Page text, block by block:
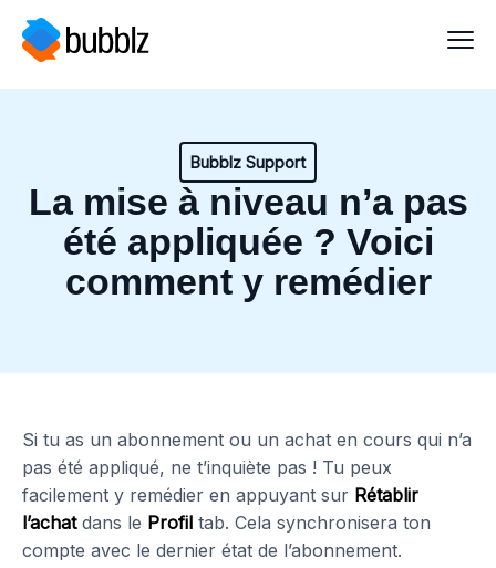
Bubblz Support
La mise à niveau n’a pas
été appliquée ? Voici
comment y remédier
Si tu as un abonnement ou un achat en cours qui n’a
pas été appliqué, ne t’inquiète pas ! Tu peux
facilement y remédier en appuyant sur Rétablir
l’achatdans le Profil tab. Cela synchronisera ton
compte avec le dernier état de l’abonnement.